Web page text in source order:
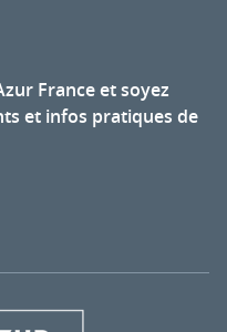
France et soyez
et infos pratiques de